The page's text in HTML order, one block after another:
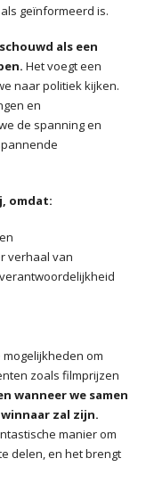
geïnformeerd is.
als een
Het voegt een
naar politiek kijken.
en
de spanning en
omdat:
verhaal van
om
zoals filmprijzen
wanneer we samen
zal zijn.
manier om
delen, en het brengt